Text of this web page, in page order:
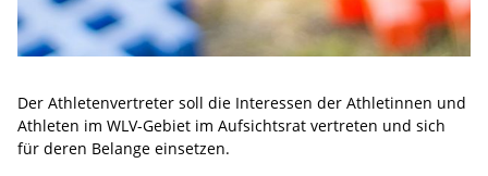
Der Athletenvertreter soll die Interessen der Athletinnen und
Athleten im WLV-Gebiet im Aufsichtsrat vertreten und sich
für deren Belange einsetzen.